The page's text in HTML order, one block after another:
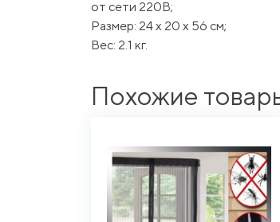
от сети 220В;
Размер: 24 х 20 х 56 см;
Вес: 2.1 кг.
Похожие